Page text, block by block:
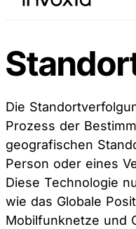
Die
Prozess der
geografischen
Person oder eines
Diese Technologie
wie das Globale
Mobilfunknetze und